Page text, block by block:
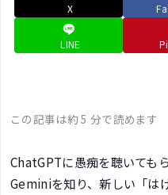
X
LINE
この記事は約 5 分で読めます
ChatGPTに愚痴を聴いても
Geminiを知り、新しい「は